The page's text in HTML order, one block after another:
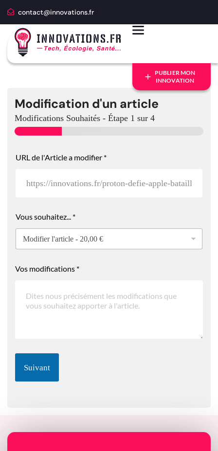
contact@innovations.fr
PUBLIER MON
INNOVATION
Modification d'un article
Modifications Souhaités - Étape 1 sur 4
n
2
a
l
URL de l'Article a modifier *
Vous souhaitez... *
Vos modifications *
Suivant